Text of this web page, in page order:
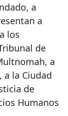
a
a
los
de
a
a la Ciudad
de
Humanos